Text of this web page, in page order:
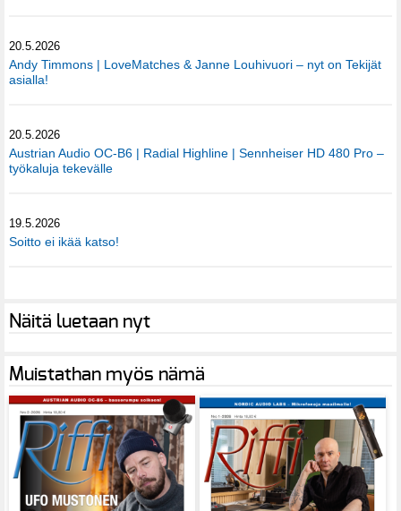
20.5.2026
Andy Timmons | LoveMatches & Janne Louhivuori – nyt on Tekijät
asialla!
20.5.2026
Austrian Audio OC-B6 | Radial Highline | Sennheiser HD 480 Pro –
työkaluja tekevälle
19.5.2026
Soitto ei ikää katso!
Näitä luetaan nyt
Muistathan myös nämä